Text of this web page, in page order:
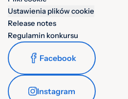
Ustawienia plików cookie
Release notes
Regulamin konkursu
Facebook
Instagram